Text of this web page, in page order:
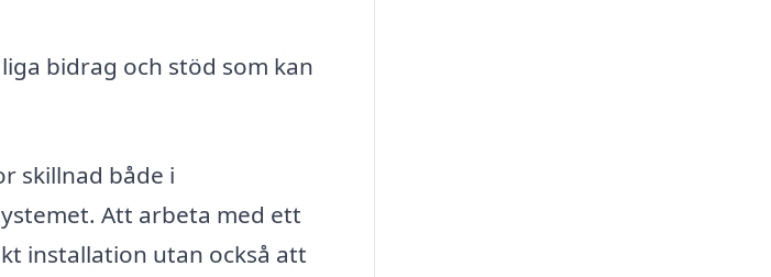
bidrag och stöd som kan
skillnad både i
Att arbeta med ett
installation utan också att